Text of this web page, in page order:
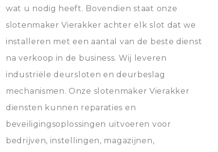
wat u nodig heeft. Bovendien staat onze
slotenmaker Vierakker achter elk slot dat we
installeren met een aantal van de beste dienst
na verkoop in de business. Wij leveren
industriële deursloten en deurbeslag
mechanismen. Onze slotenmaker Vierakker
diensten kunnen reparaties en
beveiligingsoplossingen uitvoeren voor
bedrijven, instellingen, magazijnen,